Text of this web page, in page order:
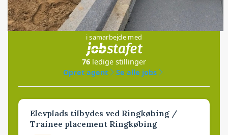
Jobs
i samarbejde med
76 ledige stillinger
Opret agent
Se alle jobs
Elevplads tilbydes ved Ringkøbing /
Trainee placement Ringkøbing